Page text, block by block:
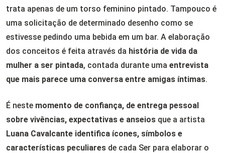
trata apenas de um torso feminino pintado. Tampouco é
uma solicitação de determinado desenho como se
estivesse pedindo uma bebida em um bar. A elaboração
dos conceitos é feita através da história de vida da
mulher a ser pintada, contada durante uma entrevista
que mais parece uma conversa entre amigas íntimas.
É neste momento de confiança, de entrega pessoal
sobre vivências, expectativas e anseios que a artista
Luana Cavalcante identifica ícones, símbolos e
características peculiares de cada Ser para elaborar o